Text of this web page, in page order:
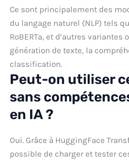
Ce sont principalement des
du langage naturel (NLP) tels
RoBERTa, et d’autres
génération de texte, la
classification.
Peut-on utiliser
sans
en IA ?
Oui. Grâce à HuggingFace
possible de charger et tester